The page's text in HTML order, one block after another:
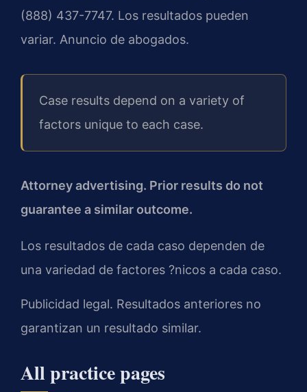
(888) 437-7747. Los resultados pueden
variar. Anuncio de abogados.
Case results depend on a variety of
factors unique to each case.
Attorney advertising. Prior results do not
guarantee a similar outcome.
Los resultados de cada caso dependen de
una variedad de factores ?nicos a cada caso.
Publicidad legal. Resultados anteriores no
garantizan un resultado similar.
All practice pages